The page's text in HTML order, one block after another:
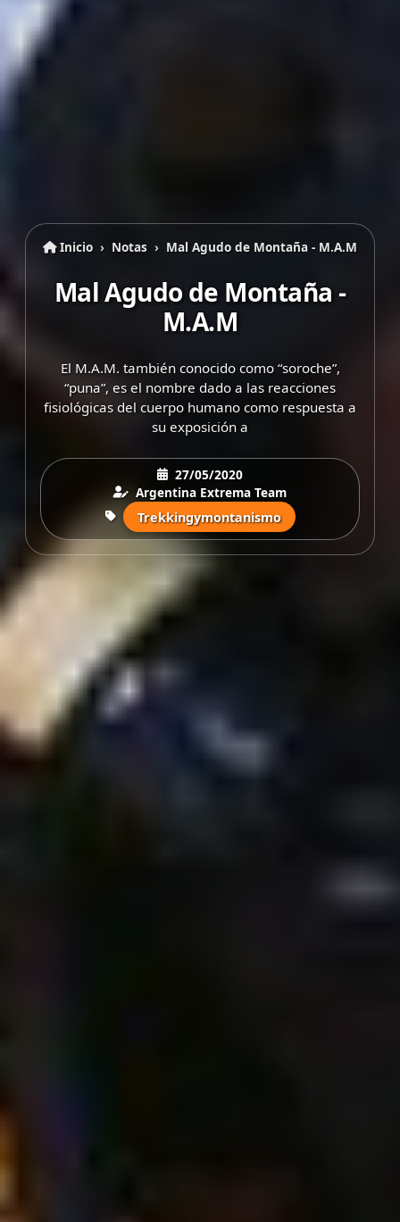
Inicio Notas Mal Agudo de Montaña - M.A.M
Mal Agudo de Montaña -
M.A.M
El M.A.M. también conocido como “soroche”,
“puna”, es el nombre dado a las reacciones
fisiológicas del cuerpo humano como respuesta a
su exposición a
27/05/2020
Argentina Extrema Team
Trekkingymontanismo